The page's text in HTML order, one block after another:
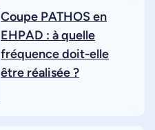
Coupe PATHOS en
EHPAD : à quelle
fréquence doit-elle
être réalisée ?